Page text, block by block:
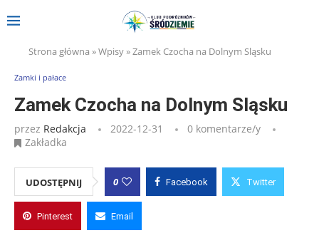
Strona główna »Wpisy»Zamek Czocha na Dolnym Sląsku
Zamki i pałace
Zamek Czocha na Dolnym Sląsku
przez Redakcja 2022-12-31
0 komentarze/y
Zakładka
UDOSTĘPNIJ 0 Facebook Twitter
Pinterest Email